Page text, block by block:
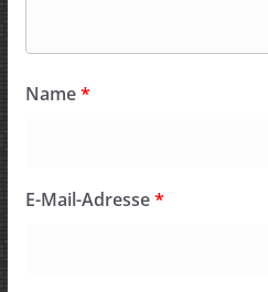
Name*
E-Mail-Adresse*